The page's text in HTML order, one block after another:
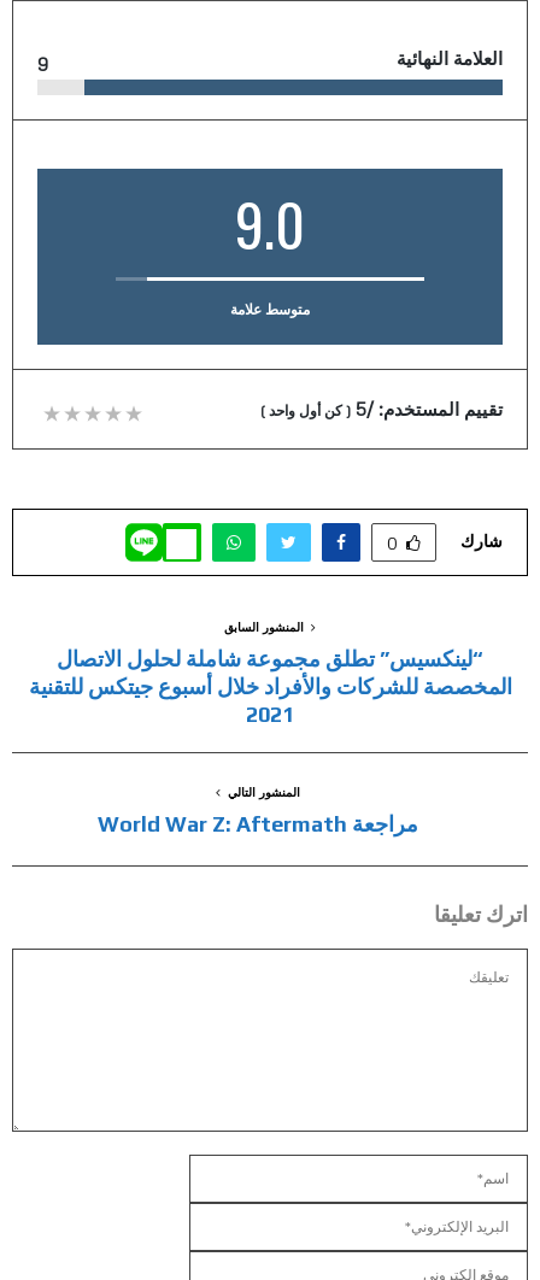
العلامة النهائية 9
9.0
متوسط علامة
تقييم المستخدم:/5
(كن أول واحد )
شارك 0
المنشور السابق
“لينكسيس” تطلق مجموعة شاملة لحلول الاتصال
المخصصة للشركات والأفراد خلال أسبوع جيتكس للتقنية
2021
المنشور التالي
مراجعة World War Z: Aftermath
اترك تعليقا